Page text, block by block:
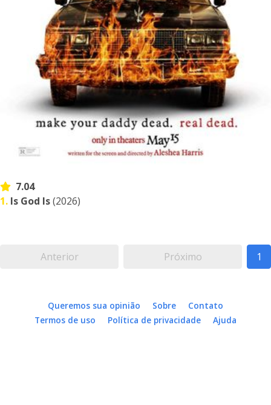
7.04
1. Is God Is(2026)
Anterior Próximo 1
Queremos sua opinião Sobre
Contato
Termos de uso
Política de privacidade Ajuda